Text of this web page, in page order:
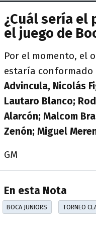
¿Cuál sería el
el juego de
Por el momento, el
estaría conformado
Advincula, Nicolás
Lautaro Blanco;
Alarcón; Malcom
Zenón; Miguel
GM
En esta Nota
BOCA JUNIORS TORNEO